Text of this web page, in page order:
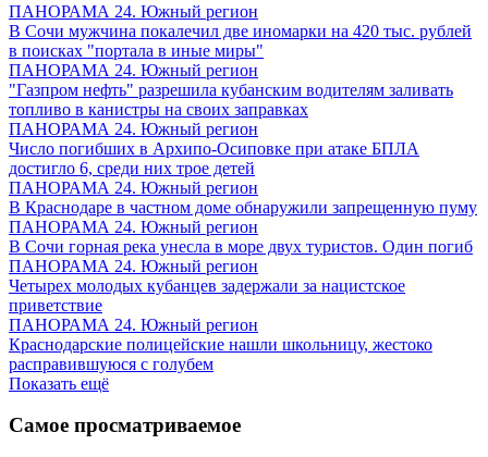
ПАНОРАМА 24. Южный регион
В Сочи мужчина покалечил две иномарки на 420 тыс. рублей
в поисках "портала в иные миры"
ПАНОРАМА 24. Южный регион
"Газпром нефть" разрешила кубанским водителям заливать
топливо в канистры на своих заправках
ПАНОРАМА 24. Южный регион
Число погибших в Архипо-Осиповке при атаке БПЛА
достигло 6, среди них трое детей
ПАНОРАМА 24. Южный регион
В Краснодаре в частном доме обнаружили запрещенную пуму
ПАНОРАМА 24. Южный регион
В Сочи горная река унесла в море двух туристов. Один погиб
ПАНОРАМА 24. Южный регион
Четырех молодых кубанцев задержали за нацистское
приветствие
ПАНОРАМА 24. Южный регион
Краснодарские полицейские нашли школьницу, жестоко
расправившуюся с голубем
Показать ещё
Самое просматриваемое